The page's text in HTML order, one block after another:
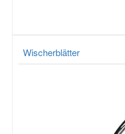
Wischerblätter